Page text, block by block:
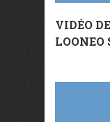
VIDÉO
LOONEO